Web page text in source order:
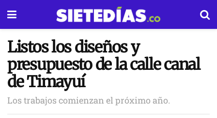
Listos los diseños y
presupuesto de la calle canal
de Timayuí
Los trabajos comienzan el próximo año.